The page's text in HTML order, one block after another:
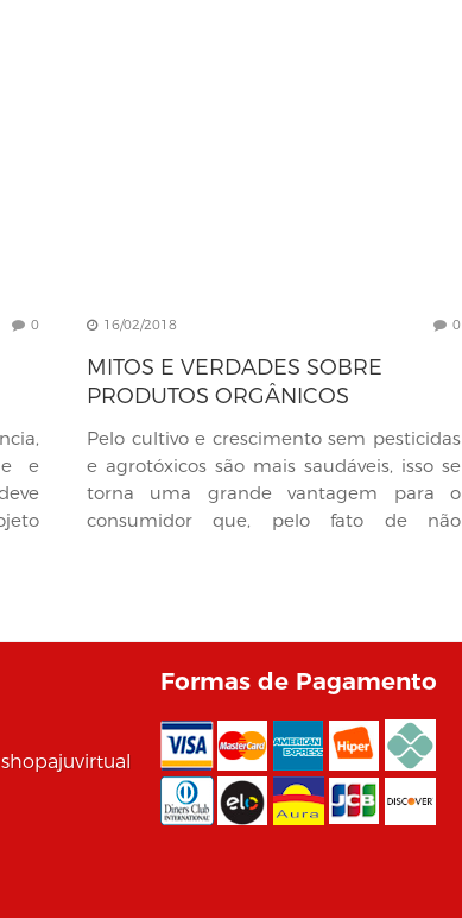
0
e
16/02/2018 0
MITOS E VERDADES SOBRE
PRODUTOS ORGÂNICOS
Pelo cultivo e crescimento sem pesticidas
e agrotóxicos são mais saudáveis, isso se
torna uma grande vantagem para o
consumidor que, pelo fato de não
shopajuvirtual
Formas de Pagamento